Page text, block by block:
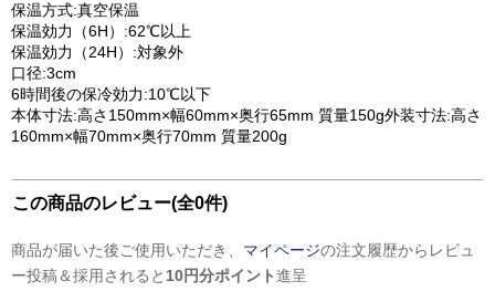
保温方式:真空保温
保温効力（6H）:62℃以上
保温効力（24H）:対象外
口径:3cm
6時間後の保冷効力:10℃以下
本体寸法:高さ150mm×幅60mm×奥行65mm 質量150g外装寸法:高さ
160mm×幅70mm×奥行70mm 質量200g
この商品のレビュー(全0件)
商品が届いた後ご使用いただき、 マイページの注文履歴からレビュ
ー投稿＆採用されると 10円分ポイント進呈